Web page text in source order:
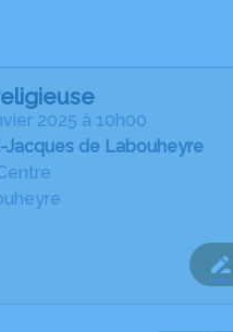
2025 à 10h00
Jacques de Labouheyre